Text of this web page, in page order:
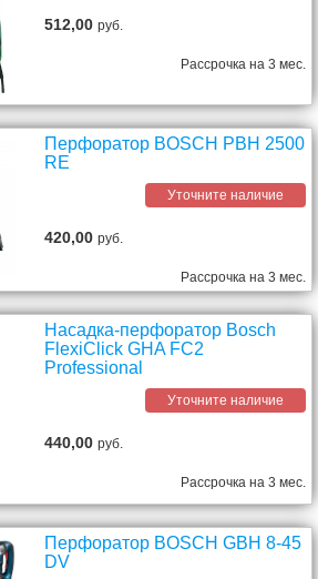
512,00руб.
Рассрочка на 3 мес.
Перфоратор BOSCH PBH 2500
RE
Уточните наличие
420,00руб.
Рассрочка на 3 мес.
Насадка-перфоратор Bosch
FlexiClick GHA FC2
Professional
Уточните наличие
440,00руб.
Рассрочка на 3 мес.
Перфоратор BOSCH GBH 8-45
DV